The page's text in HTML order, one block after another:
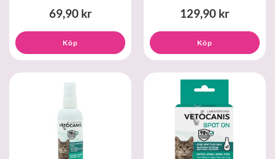
69,90 kr
Köp
129,90 kr
Köp